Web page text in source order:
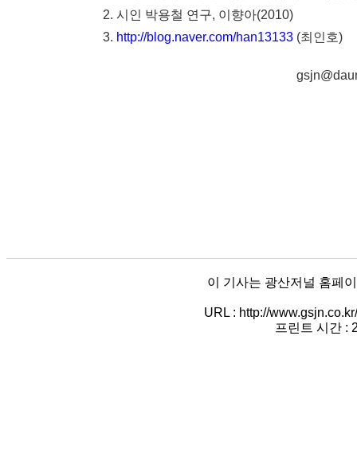
2. 시인 박용철 연구, 이향아(2010)
3. http://blog.naver.com/han13133 (최인호)
이 기사는 광산저널 홈페
URL : http://
프린트 시간 :